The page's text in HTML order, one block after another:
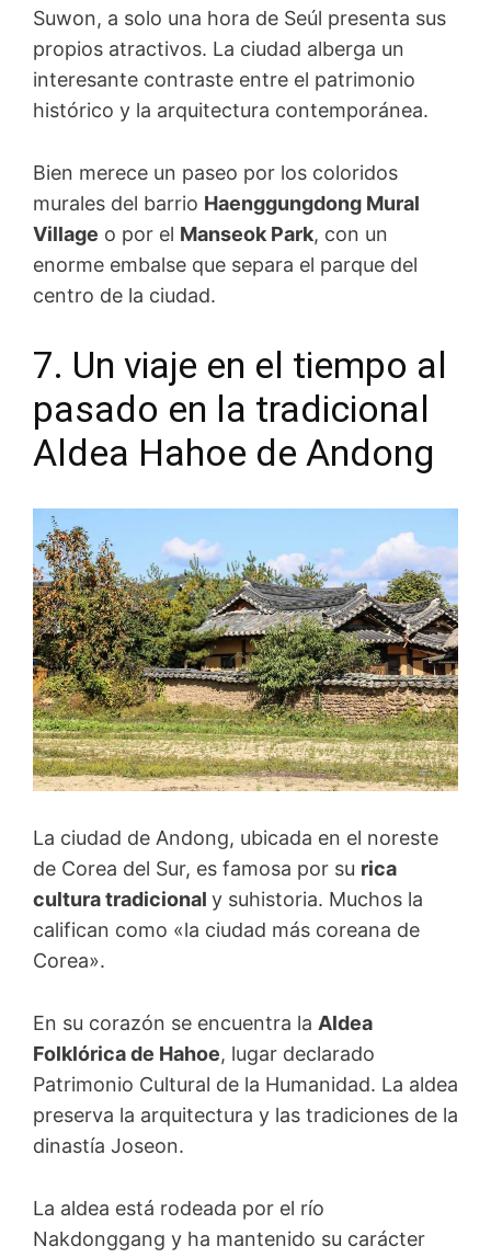
Suwon, a solo una hora de Seúl presenta sus
propios atractivos. La ciudad alberga un
interesante contraste entre el patrimonio
histórico y la arquitectura contemporánea.
Bien merece un paseo por los coloridos
murales del barrio Haenggungdong Mural
Village o por el Manseok Park, con un
enorme embalse que separa el parque del
centro de la ciudad.
7. Un viaje en el tiempo al
pasado en la tradicional
Aldea Hahoe de Andong
La ciudad de Andong, ubicada en el noreste
de Corea del Sur, es famosa por su rica
cultura tradicional y suhistoria. Muchos la
califican como «la ciudad más coreana de
Corea».
En su corazón se encuentra la Aldea
Folklórica de Hahoe, lugar declarado
Patrimonio Cultural de la Humanidad. La aldea
preserva la arquitectura y las tradiciones de la
dinastía Joseon.
La aldea está rodeada por el río
Nakdonggang y ha mantenido su carácter